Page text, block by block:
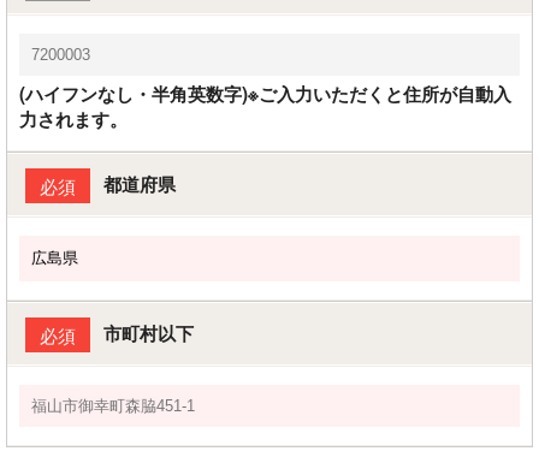
(ハイフンなし・半角英数字)※ご入力いただくと住所が自動入
力されます。
必須 都道府県
必須 市町村以下